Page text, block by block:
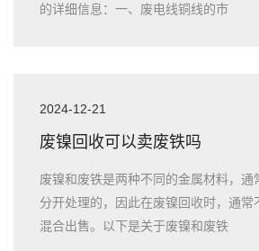
的详细信息：一、废电线铜线的市
2024-12-21
废镍回收可以卖废铁吗
废镍和废铁是两种不同的金属材料，通
分开处理的，因此在废镍回收时，通常
混合出售。以下是关于废镍和废铁